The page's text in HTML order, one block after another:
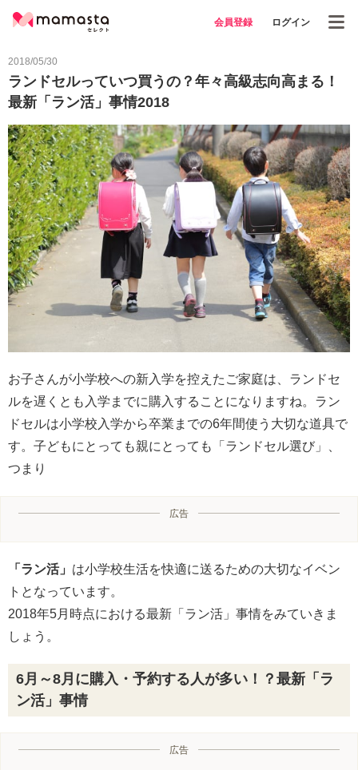
会員登録 ログイン
2018/05/30
ランドセルっていつ買うの？年々高級志向高まる！
最新「ラン活」事情2018
お子さんが小学校への新入学を控えたご家庭は、ランドセ
ルを遅くとも入学までに購入することになりますね。ラン
ドセルは小学校入学から卒業までの6年間使う大切な道具で
す。子どもにとっても親にとっても「ランドセル選び」、
つまり
広告
「ラン活」 は小学校生活を快適に送るための大切なイベン
トとなっています。
2018年5月時点における最新「ラン活」事情をみていきま
しょう。
6月～8月に購入・予約する人が多い！？最新「ラ
ン活」事情
広告